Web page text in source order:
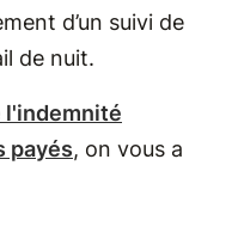
d’un suivi de
de nuit.
l'indemnité
payés, on vous a